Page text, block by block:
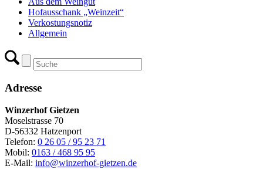
Hofausschank „Weinzeit“
Verkostungsnotiz
Allgemein
Adresse
Winzerhof Gietzen
Moselstrasse 70
D-56332 Hatzenport
Telefon: 0 26 05 / 95 23 71
Mobil: 0163 / 468 95 95
E-Mail: info@winzerhof-gietzen.de